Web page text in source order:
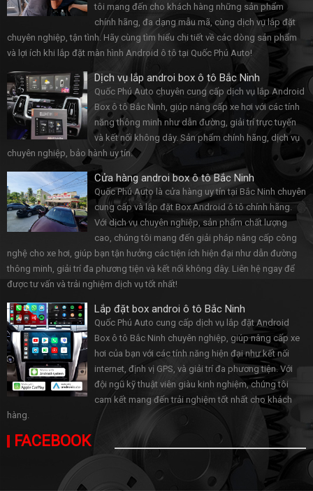
tôi mang đến cho khách hàng những sản phẩm
chính hãng, đa dạng mẫu mã, cùng dịch vụ lắp đặt
chuyên nghiệp, tận tình. Hãy cùng tìm hiểu chi tiết về các dòng sản phẩm
và lợi ích khi lắp đặt màn hình Android ô tô tại Quốc Phú Auto!
Dịch vụ lắp androi box ô tô Bắc Ninh
Quốc Phú Auto chuyên cung cấp dịch vụ lắp Android
Box ô tô Bắc Ninh, giúp nâng cấp xe hơi với các tính
năng thông minh như dẫn đường, giải trí trực tuyến
và kết nối không dây. Sản phẩm chính hãng, dịch vụ
chuyên nghiệp, bảo hành uy tín.
Cửa hàng androi box ô tô Bắc Ninh
Quốc Phú Auto là cửa hàng uy tín tại Bắc Ninh chuyên
cung cấp và lắp đặt Box Android ô tô chính hãng.
Với dịch vụ chuyên nghiệp, sản phẩm chất lượng
cao, chúng tôi mang đến giải pháp nâng cấp công
nghệ cho xe hơi, giúp bạn tận hưởng các tiện ích hiện đại như dẫn đường
thông minh, giải trí đa phương tiện và kết nối không dây. Liên hệ ngay để
được tư vấn và trải nghiệm dịch vụ tốt nhất!
Lắp đặt box androi ô tô Bắc Ninh
Quốc Phú Auto cung cấp dịch vụ lắp đặt Android
Box ô tô Bắc Ninh chuyên nghiệp, giúp nâng cấp xe
hơi của bạn với các tính năng hiện đại như kết nối
internet, định vị GPS, và giải trí đa phương tiện. Với
đội ngũ kỹ thuật viên giàu kinh nghiệm, chúng tôi
cam kết mang đến trải nghiệm tốt nhất cho khách
hàng.
FACEBOOK